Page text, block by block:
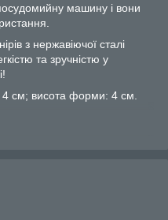
машину і вони
з нержавіючої сталі
та зручністю у
4 см; висота форми: 4 см.